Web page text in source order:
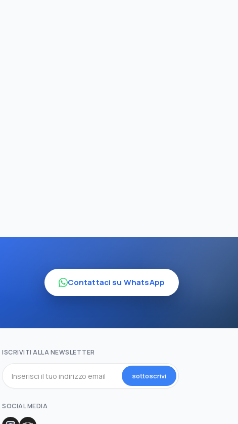
Contattaci su WhatsApp
ISCRIVITI ALLA NEWSLETTER
sottoscrivi
SOCIAL MEDIA